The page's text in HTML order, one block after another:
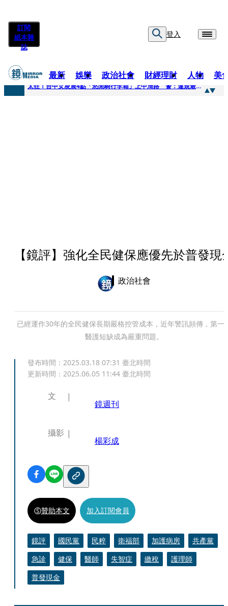
訂閱
紙本雜
誌
登入
最新 娛樂 政治社會 財經理財 人物 美
快訊
太狂！台中女凌晨4點「悠閒騎行李箱」上中清路 警：違規最高罰3600
【鏡評】強化全民健保應優先於普發現
政治社會
已經運作30年的全民健保長期嚴格控管成本，近年警訊頻傳，第一
醫護短缺成為嚴重問題。
發布時間： 2025.03.18 07:31 臺北時間
更新時間： 2025.06.05 11:44 臺北時間
文
鏡週刊
攝影
楊彩成
贊助本文 加入訂閱會員
鏡評 國民黨 民粹 衛福部 加護病房
共產黨
急診
健保 醫師 失智症 繳稅
護理師
普發現金